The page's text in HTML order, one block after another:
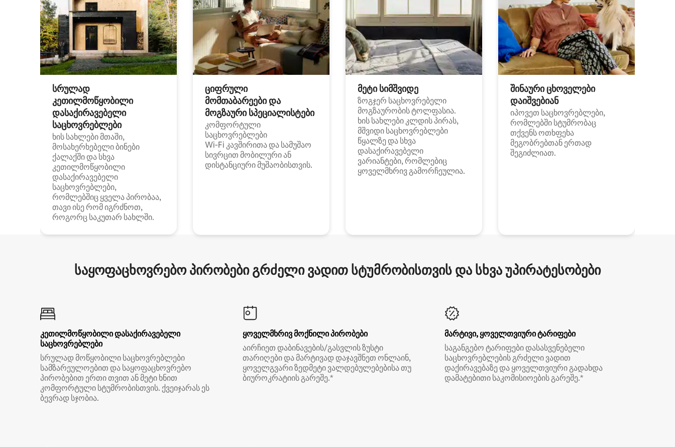
სრულად
კეთილმოწყობილი
დასაქირავებელი
საცხოვრებლები
ხის სახლები მთაში,
მოსახერხებელი ბინები
ქალაქში და სხვა
კეთილმოწყობილი
დასაქირავებელი
საცხოვრებლები,
რომლებშიც ყველა პირობაა,
თავი ისე რომ იგრძნოთ,
როგორც საკუთარ სახლში.
ციფრული
მომთაბარეები და
მოგზაური სპეციალისტები
კომფორტული
საცხოვრებლები
Wi‑Fi კავშირითა და სამუშაო
სივრცით მობილური ან
დისტანციური მუშაობისთვის.
მეტი სიმშვიდე
ზოგჯერ საცხოვრებელი
მოგზაურობის ტოლფასია.
ხის სახლები კლდის პირას,
მშვიდი საცხოვრებლები
წყალზე და სხვა
დასაქირავებელი
ვარიანტები, რომლებიც
ყოველმხრივ გამორჩეულია.
შინაური ცხოველები
დაიშვებიან
იპოვეთ საცხოვრებლები,
რომლებში სტუმრობაც
თქვენს ოთხფეხა
მეგობრებთან ერთად
შეგიძლიათ.
საყოფაცხოვრებო პირობები გრძელი ვადით სტუმრობისთვის და სხვა უპირატესობები
კეთილმოწყობილი დასაქირავებელი
საცხოვრებლები
სრულად მოწყობილი საცხოვრებლები
სამზარეულოებით და საყოფაცხოვრებო
პირობებით ერთი თვით ან მეტი ხნით
კომფორტული სტუმრობისთვის. ქვეიჯარას ეს
ბევრად სჯობია.
ყოველმხრივ მოქნილი პირობები
აირჩიეთ დაბინავების/გასვლის ზუსტი
თარიღები და მარტივად დაჯავშნეთ ონლაინ,
ყოველგვარი ზედმეტი ვალდებულებებისა თუ
ბიუროკრატიის გარეშე.*
მარტივი, ყოველთვიური ტარიფები
საგანგებო ტარიფები დასასვენებელი
საცხოვრებლების გრძელი ვადით
დაქირავებაზე და ყოველთვიური გადახდა
დამატებითი საკომისიოების გარეშე.*